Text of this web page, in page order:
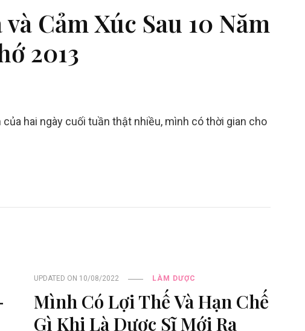
Cảm Xúc Sau 10 Năm
2013
hai ngày cuối tuần thật nhiều, mình có thời gian cho
UPDATED ON 10/08/2022 LÀM DƯỢC
Mình Có Lợi Thế Và Hạn Chế
Gì Khi Là Dược Sĩ Mới Ra